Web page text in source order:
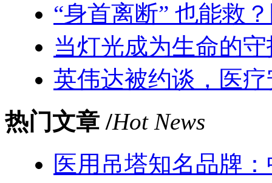
“身首离断” 也能救
当灯光成为生命的
英伟达被约谈，医
热门文章 /Hot News
医用吊塔知名品牌